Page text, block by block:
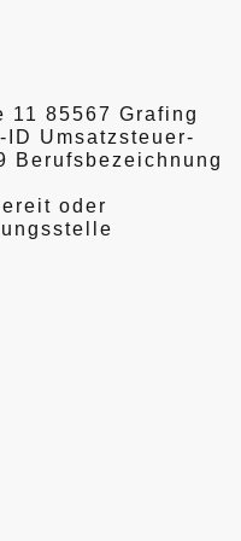
11 85567 Grafing
Umsatzsteuer-
Berufsbezeichnung
oder